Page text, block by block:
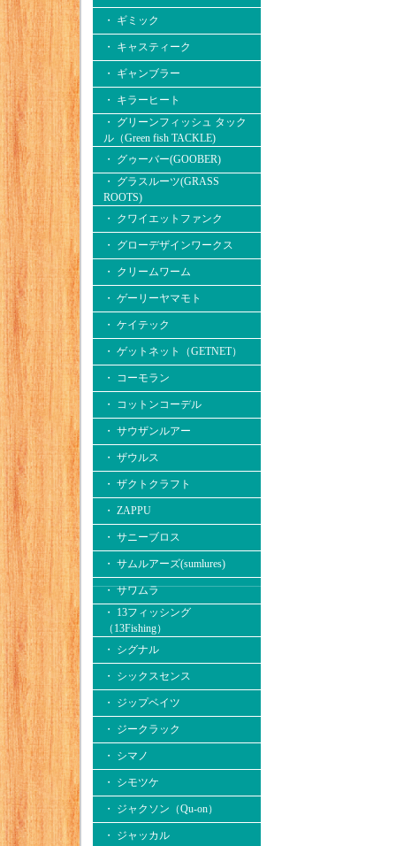
・ ギミック
・ キャスティーク
・ ギャンブラー
・ キラーヒート
・ グリーンフィッシュ タック
ル（Green fish TACKLE)
・ グゥーバー(GOOBER)
・ グラスルーツ(GRASS
ROOTS)
・ クワイエットファンク
・ グローデザインワークス
・ クリームワーム
・ ゲーリーヤマモト
・ ケイテック
・ ゲットネット（GETNET）
・ コーモラン
・ コットンコーデル
・ サウザンルアー
・ ザウルス
・ ザクトクラフト
・ ZAPPU
・ サニーブロス
・ サムルアーズ(sumlures)
・ サワムラ
・ 13フィッシング
（13Fishing）
・ シグナル
・ シックスセンス
・ ジップベイツ
・ ジークラック
・ シマノ
・ シモツケ
・ ジャクソン（Qu-on）
・ ジャッカル